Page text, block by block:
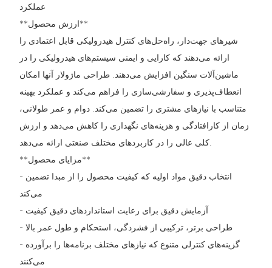
عملکرد
**ارزش محصول**
شیرهای جهت‌دار، راه‌حل‌های کنترل هیدرولیکی قابل اعتمادی را
ارائه می‌دهند که کارایی و ایمنی سیستم‌های هیدرولیکی را در
ماشین‌آلات سنگین افزایش می‌دهند. طراحی ماژولار آنها امکان
انعطاف‌پذیری و سفارشی‌سازی را فراهم می‌کند و عملکرد بهینه
متناسب با نیازهای مشتری را تضمین می‌کند. دوام و عمر طولانی،
زمان از کارافتادگی و هزینه‌های نگهداری را کاهش می‌دهد و ارزش
کلی عالی را در کاربردهای مختلف صنعتی ارائه می‌دهد.
**مزایای محصول**
- انتخاب دقیق مواد اولیه که کیفیت محصول را از مبدا تضمین
می‌کند
- آزمایش دقیق برای رعایت استانداردهای دقیق کیفیت
- طراحی برتر، ترکیبی از فشردگی، استحکام و طول عمر بالا
- گزینه‌های کنترلی متنوع که نیازهای مختلف برنامه‌ها را برآورده
می‌کنند